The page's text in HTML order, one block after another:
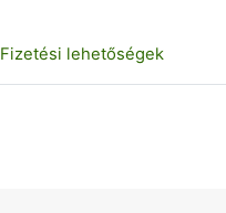
Fizetési lehetőségek